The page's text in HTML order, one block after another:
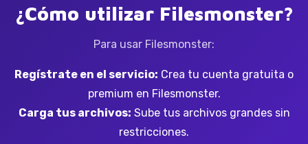
¿Cómo utilizar Filesmonster?
Para usar Filesmonster:
Regístrate en el servicio: Crea tu cuenta gratuita o
premium en Filesmonster.
Carga tus archivos: Sube tus archivos grandes sin
restricciones.